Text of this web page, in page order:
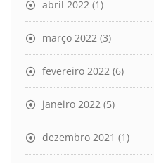
abril 2022 (1)
março 2022 (3)
fevereiro 2022 (6)
janeiro 2022 (5)
dezembro 2021 (1)